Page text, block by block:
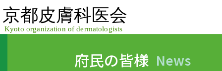
Skip
to
content
府民の皆様 News